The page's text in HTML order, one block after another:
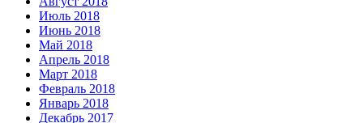
Июль 2018
Июнь 2018
Май 2018
Апрель 2018
Март 2018
Февраль 2018
Январь 2018
Декабрь 2017